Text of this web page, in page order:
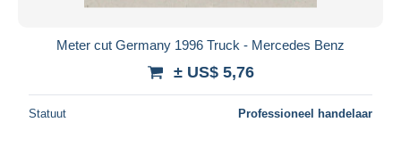
Meter cut Germany 1996 Truck - Mercedes Benz
± US$ 5,76
Statuut Professioneel handelaar